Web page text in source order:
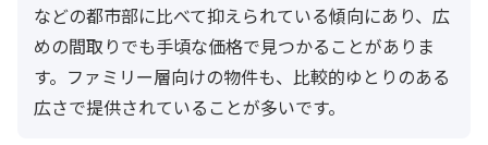
などの都市部に比べて抑えられている傾向にあり、広
めの間取りでも手頃な価格で見つかることがありま
す。ファミリー層向けの物件も、比較的ゆとりのある
広さで提供されていることが多いです。